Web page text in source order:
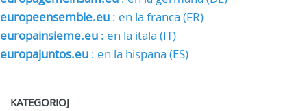
europeensemble.eu : en la franca (FR)
europainsieme.eu : en la itala (IT)
europajuntos.eu : en la hispana (ES)
KATEGORIOJ